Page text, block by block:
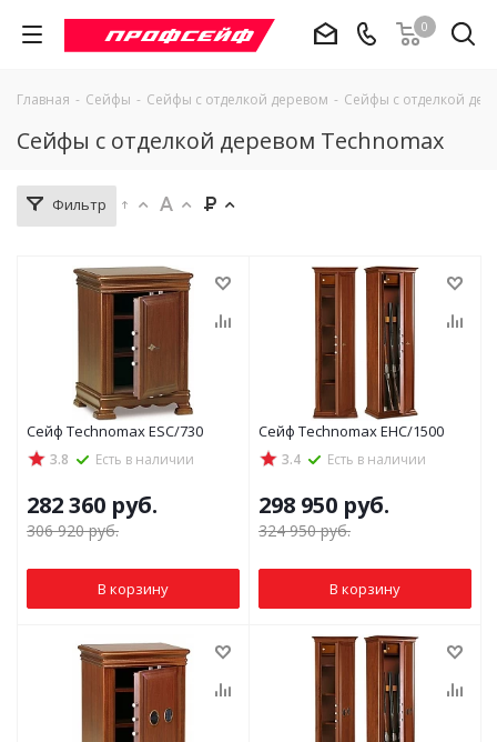
0
Главная - Сейфы - Сейфы с отделкой деревом - Сейфы с отделкой
Сейфы с отделкой деревом Technomax
Фильтр
Сейф Technomax ESC/730
3.8 Есть в наличии
282 360 руб.
306 920руб.
В корзину
Сейф Technomax EHC/1500
3.4 Есть в наличии
298 950 руб.
324 950руб.
В корзину